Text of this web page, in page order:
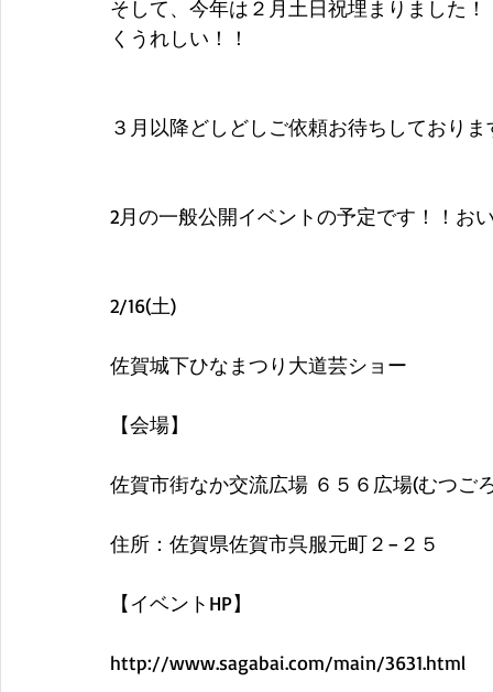
そして、今年は２月土日祝埋まりました
くうれしい！！
３月以降どしどしご依頼お待ちしており
2月の一般公開イベントの予定です！！お
2/16(土)
佐賀城下ひなまつり大道芸ショー
【会場】
佐賀市街なか交流広場 ６５６広場(むつご
住所：佐賀県佐賀市呉服元町２−２５
【イベントHP】
http://www.sagabai.com/main/3631.html